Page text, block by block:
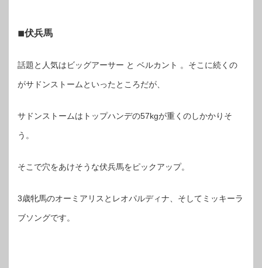
◾︎伏兵馬
話題と人気はビッグアーサー と ベルカント 。そこに続くの
がサドンストームといったところだが、
サドンストームはトップハンデの57kgが重くのしかかりそ
う。
そこで穴をあけそうな伏兵馬をピックアップ。
3歳牝馬のオーミアリスとレオパルディナ、そしてミッキーラ
ブソングです。